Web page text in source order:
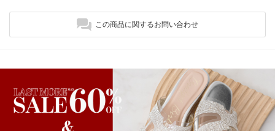
この商品に関するお問い合わせ